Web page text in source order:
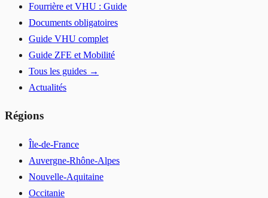
Fourrière et VHU : Guide
Documents obligatoires
Guide VHU complet
Guide ZFE et Mobilité
Tous les guides →
Actualités
Régions
Île-de-France
Auvergne-Rhône-Alpes
Nouvelle-Aquitaine
Occitanie